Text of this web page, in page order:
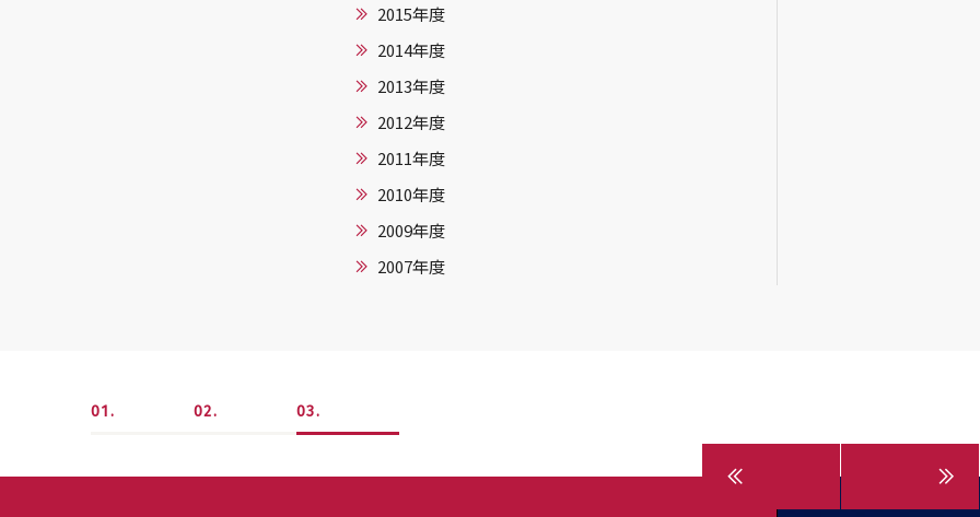
2015年度
2014年度
2013年度
2012年度
2011年度
2010年度
2009年度
2007年度
1 2 3